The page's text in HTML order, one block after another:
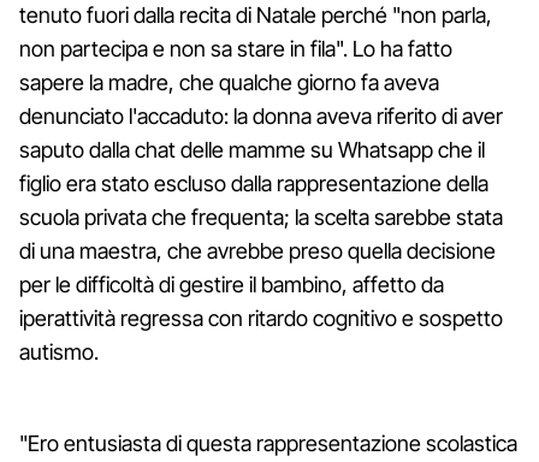
tenuto fuori dalla recita di Natale perché "non parla,
non partecipa e non sa stare in fila". Lo ha fatto
sapere la madre, che qualche giorno fa aveva
denunciato l'accaduto: la donna aveva riferito di aver
saputo dalla chat delle mamme su Whatsapp che il
figlio era stato escluso dalla rappresentazione della
scuola privata che frequenta; la scelta sarebbe stata
di una maestra, che avrebbe preso quella decisione
per le difficoltà di gestire il bambino, affetto da
iperattività regressa con ritardo cognitivo e sospetto
autismo.
"Ero entusiasta di questa rappresentazione scolastica